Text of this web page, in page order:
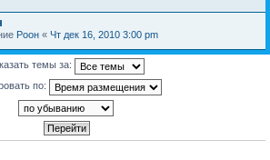
Pоон « Чт дек 16, 2010 3:00 pm
темы за:
по: